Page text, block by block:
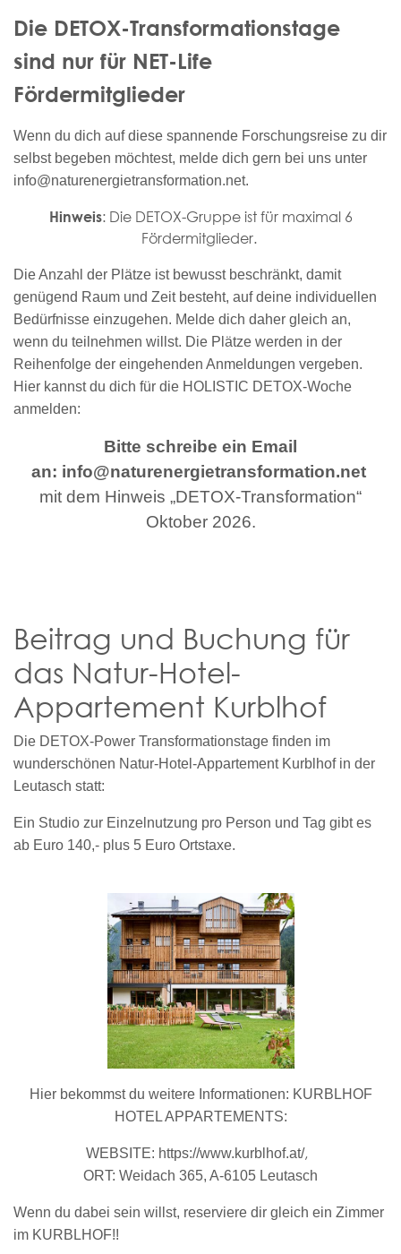
Die DETOX-Transformationstage
sind nur für NET-Life
Fördermitglieder
Wenn du dich auf diese spannende Forschungsreise zu dir
selbst begeben möchtest, melde dich gern bei uns unter
info@naturenergietransformation.net.
Hinweis: Die DETOX-Gruppe ist für maximal 6
Fördermitglieder.
Die Anzahl der Plätze ist bewusst beschränkt, damit
genügend Raum und Zeit besteht, auf deine individuellen
Bedürfnisse einzugehen. Melde dich daher gleich an,
wenn du teilnehmen willst. Die Plätze werden in der
Reihenfolge der eingehenden Anmeldungen vergeben.
Hier kannst du dich für die HOLISTIC DETOX-Woche
anmelden:
Bitte schreibe ein Email
an: info@naturenergietransformation.net
mit dem Hinweis „DETOX-Transformation“
Oktober 2026.
Beitrag und Buchung für
das Natur-Hotel-
Appartement Kurblhof
Die DETOX-Power Transformationstage finden im
wunderschönen Natur-Hotel-Appartement Kurblhof in der
Leutasch statt:
Ein Studio zur Einzelnutzung pro Person und Tag gibt es
ab Euro 140,- plus 5 Euro Ortstaxe.
Hier bekommst du weitere Informationen: KURBLHOF
HOTEL APPARTEMENTS:
WEBSITE: https://www.kurblhof.at/,
ORT: Weidach 365, A-6105 Leutasch
Wenn du dabei sein willst, reserviere dir gleich ein Zimmer
im KURBLHOF!!